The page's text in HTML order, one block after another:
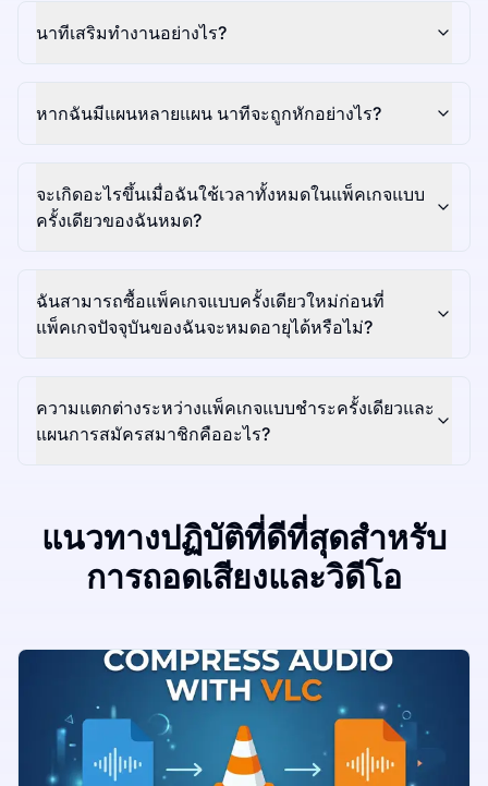
นาทีเสริมทำงานอย่างไร?
หากฉันมีแผนหลายแผน นาทีจะถูกหักอย่างไร?
จะเกิดอะไรขึ้นเมื่อฉันใช้เวลาทั้งหมดในแพ็คเกจแบบ
ครั้งเดียวของฉันหมด?
ฉันสามารถซื้อแพ็คเกจแบบครั้งเดียวใหม่ก่อนที่
แพ็คเกจปัจจุบันของฉันจะหมดอายุได้หรือไม่?
ความแตกต่างระหว่างแพ็คเกจแบบชำระครั้งเดียวและ
แผนการสมัครสมาชิกคืออะไร?
แนวทางปฏิบัติที่ดีที่สุดสำหรับ
การถอดเสียงและวิดีโอ